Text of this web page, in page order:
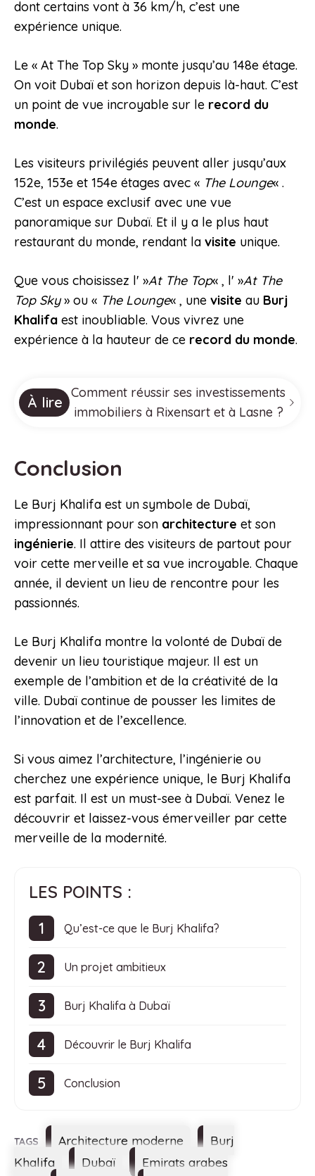
dont certains vont à 36 km/h, c’est une
expérience unique.
Le « At The Top Sky » monte jusqu’au 148e étage.
On voit Dubaï et son horizon depuis là-haut. C’est
un point de vue incroyable sur le record du
monde.
Les visiteurs privilégiés peuvent aller jusqu’aux
152e, 153e et 154e étages avec « The Lounge« .
C’est un espace exclusif avec une vue
panoramique sur Dubaï. Et il y a le plus haut
restaurant du monde, rendant la visite unique.
Que vous choisissez l' »At The Top« , l' »At The
Top Sky» ou « The Lounge« , une visite au Burj
Khalifa est inoubliable. Vous vivrez une
expérience à la hauteur de ce record du monde.
À lire
Comment réussir ses investissements
immobiliers à Rixensart et à Lasne ?
Conclusion
Le Burj Khalifa est un symbole de Dubaï,
impressionnant pour son architecture et son
ingénierie. Il attire des visiteurs de partout pour
voir cette merveille et sa vue incroyable. Chaque
année, il devient un lieu de rencontre pour les
passionnés.
Le Burj Khalifa montre la volonté de Dubaï de
devenir un lieu touristique majeur. Il est un
exemple de l’ambition et de la créativité de la
ville. Dubaï continue de pousser les limites de
l’innovation et de l’excellence.
Si vous aimez l’architecture, l’ingénierie ou
cherchez une expérience unique, le Burj Khalifa
est parfait. Il est un must-see à Dubaï. Venez le
découvrir et laissez-vous émerveiller par cette
merveille de la modernité.
LES POINTS :
Qu’est-ce que le Burj Khalifa?
Un projet ambitieux
Burj Khalifa à Dubaï
Découvrir le Burj Khalifa
Conclusion
Étiquettes
Architecture moderne
Burj
Khalifa
Dubaï
Emirats arabes